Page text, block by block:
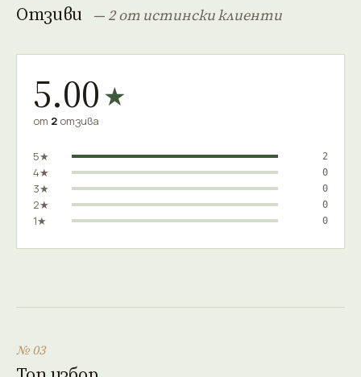
Отзиви — 2 от истински клиенти
5.00★
от 2 отзива
5★ 2
4★ 0
3★ 0
2★ 0
1★ 0
№ 03